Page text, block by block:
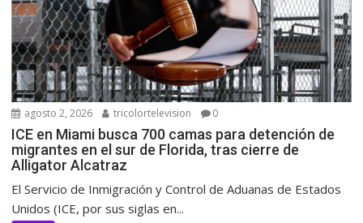
agosto 2, 2026 tricolortelevision 0
ICE en Miami busca 700 camas para detención de
migrantes en el sur de Florida, tras cierre de
Alligator Alcatraz
El Servicio de Inmigración y Control de Aduanas de Estados
Unidos (ICE, por sus siglas en...